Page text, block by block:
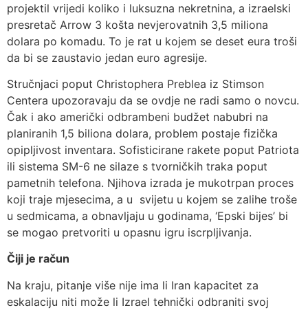
projektil vrijedi koliko i luksuzna nekretnina, a izraelski
presretač Arrow 3 košta nevjerovatnih 3,5 miliona
dolara po komadu. To je rat u kojem se deset eura troši
da bi se zaustavio jedan euro agresije.
Stručnjaci poput Christophera Preblea iz Stimson
Centera upozoravaju da se ovdje ne radi samo o novcu.
Čak i ako američki odbrambeni budžet nabubri na
planiranih 1,5 biliona dolara, problem postaje fizička
opipljivost inventara. Sofisticirane rakete poput Patriota
ili sistema SM-6 ne silaze s tvorničkih traka poput
pametnih telefona. Njihova izrada je mukotrpan proces
koji traje mjesecima, a u svijetu u kojem se zalihe troše
u sedmicama, a obnavljaju u godinama, ‘Epski bijes’ bi
se mogao pretvoriti u opasnu igru iscrpljivanja.
Čiji je račun
Na kraju, pitanje više nije ima li Iran kapacitet za
eskalaciju niti može li Izrael tehnički odbraniti svoj